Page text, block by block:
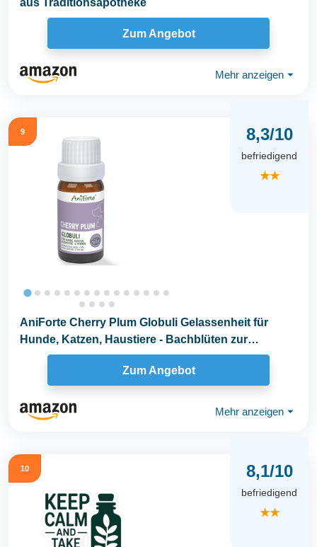
aus Traditionsapotheke
Zum Angebot
Mehr anzeigen ⏷
9 8,3/10
befriedigend
★★
AniForte Cherry Plum Globuli Gelassenheit für
Hunde, Katzen, Haustiere - Bachblüten zur
Beruhigung...
Zum Angebot
Mehr anzeigen ⏷
10 8,1/10
befriedigend
★★